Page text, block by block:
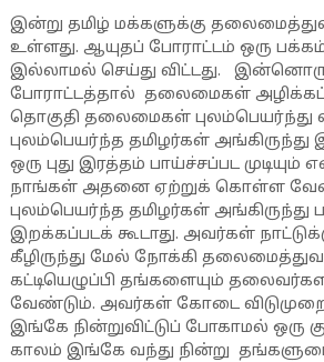
இன்று தமிழ் மக்களுக்கு
உள்ளது. ஆயுதப் போராட்டம் ஒரு
இல்லாமல் செய்து விட்டது.
போராட்டத்தால் தலைமைகள்
தொகுதி தலைமைகள் புலம்பெயர்ந்து
புலம்பெயர்ந்த தமிழர்கள் அங்கிருந்து
ஒரு புது இரத்தம் பாய்ச்சப்பட
நாங்கள் அதனை ஏற்றுக் கொள்ள
புலம்பெயர்ந்த தமிழர்கள் அங்கிருந்து
இறக்கப்படக் கூடாது. அவர்கள்
கீழிருந்து மேல் நோக்கி
கட்டியெழுப்பி தங்களையும்
வேண்டும். அவர்கள் கோடை
இங்கே நின்றுவிட்டுப் போகாமல் ஒரு
காலம் இங்கே வந்து நின்று